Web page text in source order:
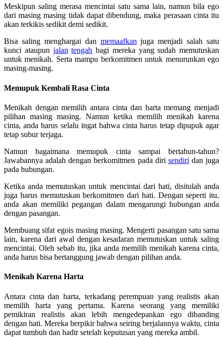
Meskipun saling merasa mencintai satu sama lain, namun bila ego
dari masing masing tidak dapat dibendung, maka perasaan cinta itu
akan terkikis sedikit demi sedikit.
Bisa saling menghargai dan memaafkanjuga menjadi salah satu
kunci ataupun jalan tengah bagi mereka yang sudah memutuskan
untuk menikah. Serta mampu berkomitmen untuk menurunkan ego
masing-masing.
Memupuk Kembali Rasa Cinta
Menikah dengan memilih antara cinta dan harta memang menjadi
pilihan masing masing. Namun ketika memilih menikah karena
cinta, anda harus selalu ingat bahwa cinta harus tetap dipupuk agar
tetap subur terjaga.
Namun bagaimana memupuk cinta sampai bertahun-tahun?
Jawabannya adalah dengan berkomitmen pada diri sendiri dan juga
pada hubungan.
Ketika anda memutuskan untuk mencintai dari hati, disitulah anda
juga harus memutuskan berkomitmen dari hati. Dengan seperti itu,
anda akan memiliki pegangan dalam mengarungi hubungan anda
dengan pasangan.
Membuang sifat egois masing masing. Mengerti pasangan satu sama
lain, karena dari awal dengan kesadaran memutuskan untuk saling
mencintai.Oleh sebab itu, jika anda memilih menikah karena cinta,
anda harus bisa bertanggung jawab dengan pilihan anda.
Menikah Karena Harta
Antara cinta dan harta, terkadang perempuan yang realistis akan
memilih harta yang pertama. Karena seorang yang memiliki
pemikiran realistis akan lebih mengedepankan ego dibanding
dengan hati. Mereka berpikir bahwa seiring berjalannya waktu, cinta
dapat tumbuh dan hadir setelah keputusan yang mereka ambil.